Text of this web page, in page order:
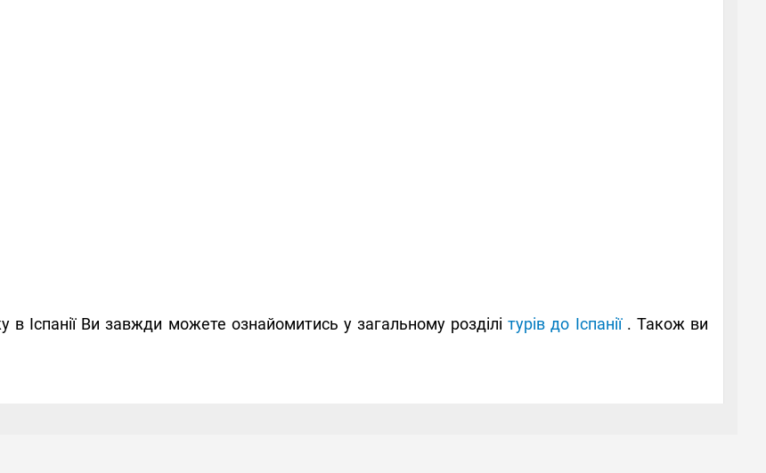
в Іспанії Ви завжди можете ознайомитись у загальному розділітурів до Іспанії. Також ви